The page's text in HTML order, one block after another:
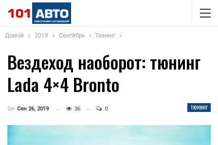
Домой 2019 Сентябрь Тюнинг
Вездеход наоборот: тюнинг
Lada 4×4 Bronto
ТЮНИНГ
On Сен 26, 2019 36 0